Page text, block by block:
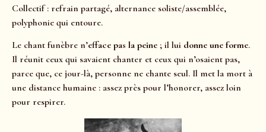
Collectif : refrain partagé, alternance soliste/assemblée,
polyphonie qui entoure.
Le chant funèbre n’efface pas la peine ; il lui donne une forme.
Il réunit ceux qui savaient chanter et ceux qui n’osaient pas,
parce que, ce jour-là, personne ne chante seul. Il met la mort à
une distance humaine : assez près pour l’honorer, assez loin
pour respirer.